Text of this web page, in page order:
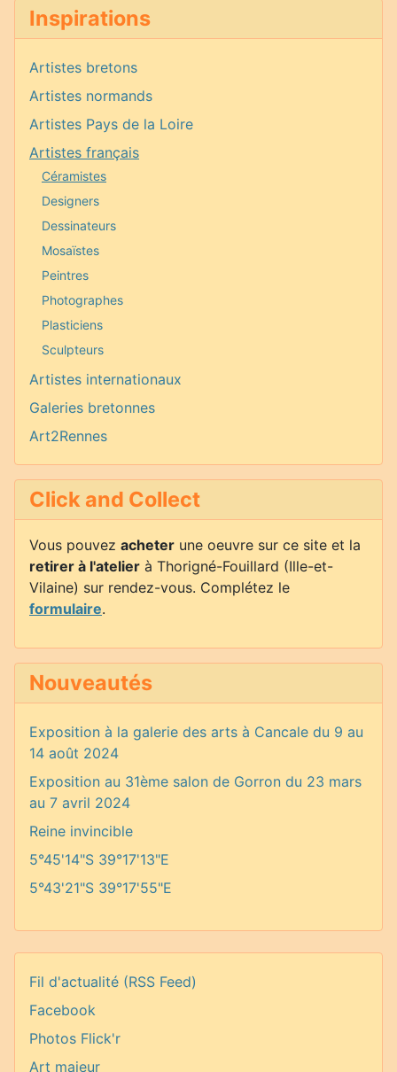
Inspirations
Artistes bretons
Artistes normands
Artistes Pays de la Loire
Artistes français
Céramistes
Designers
Dessinateurs
Mosaïstes
Peintres
Photographes
Plasticiens
Sculpteurs
Artistes internationaux
Galeries bretonnes
Art2Rennes
Click and Collect
Vous pouvez acheter une oeuvre sur ce site et la
retirer à l'atelier à Thorigné-Fouillard (Ille-et-
Vilaine) sur rendez-vous. Complétez le
formulaire.
Nouveautés
Exposition à la galerie des arts à Cancale du 9 au
14 août 2024
Exposition au 31ème salon de Gorron du 23 mars
au 7 avril 2024
Reine invincible
5°45'14"S 39°17'13"E
5°43'21"S 39°17'55"E
Fil d'actualité (RSS Feed)
Facebook
Photos Flick'r
Art majeur